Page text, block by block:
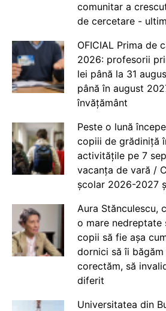
comunitar a
de cercetare -
OFICIAL Prima de
2026: profesorii
lei până la 31
până în august
învățământ
Peste o lună
copiii de grădiniță
activitățile pe 7
vacanța de vară /
școlar 2026-2027
Aura Stănculescu,
o mare nedreptate
copii să fie așa
dornici să îi
corectăm, să
diferit
Universitatea din